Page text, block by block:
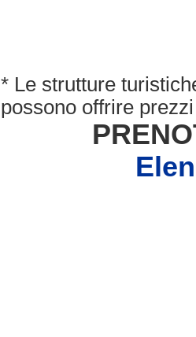
* Le strutture
possono offrire